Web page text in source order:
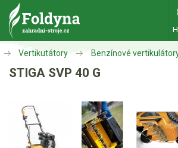
Zahradní traktory
Aku traktory
Příslušenství
Vertikutátory Benzínové
STIGA SVP 40 G